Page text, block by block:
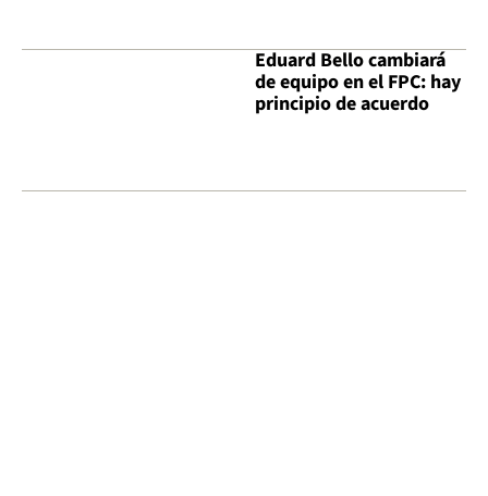
Eduard Bello cambiará
de equipo en el FPC: hay
principio de acuerdo